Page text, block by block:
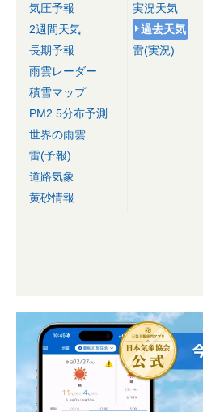
気圧予報
2週間天気
長期予報
雨雲レーダー
積雪マップ
PM2.5分布予測
世界の雨雲
雷(予報)
道路気象
黄砂情報
実況天気
過去天気
雷(実況)